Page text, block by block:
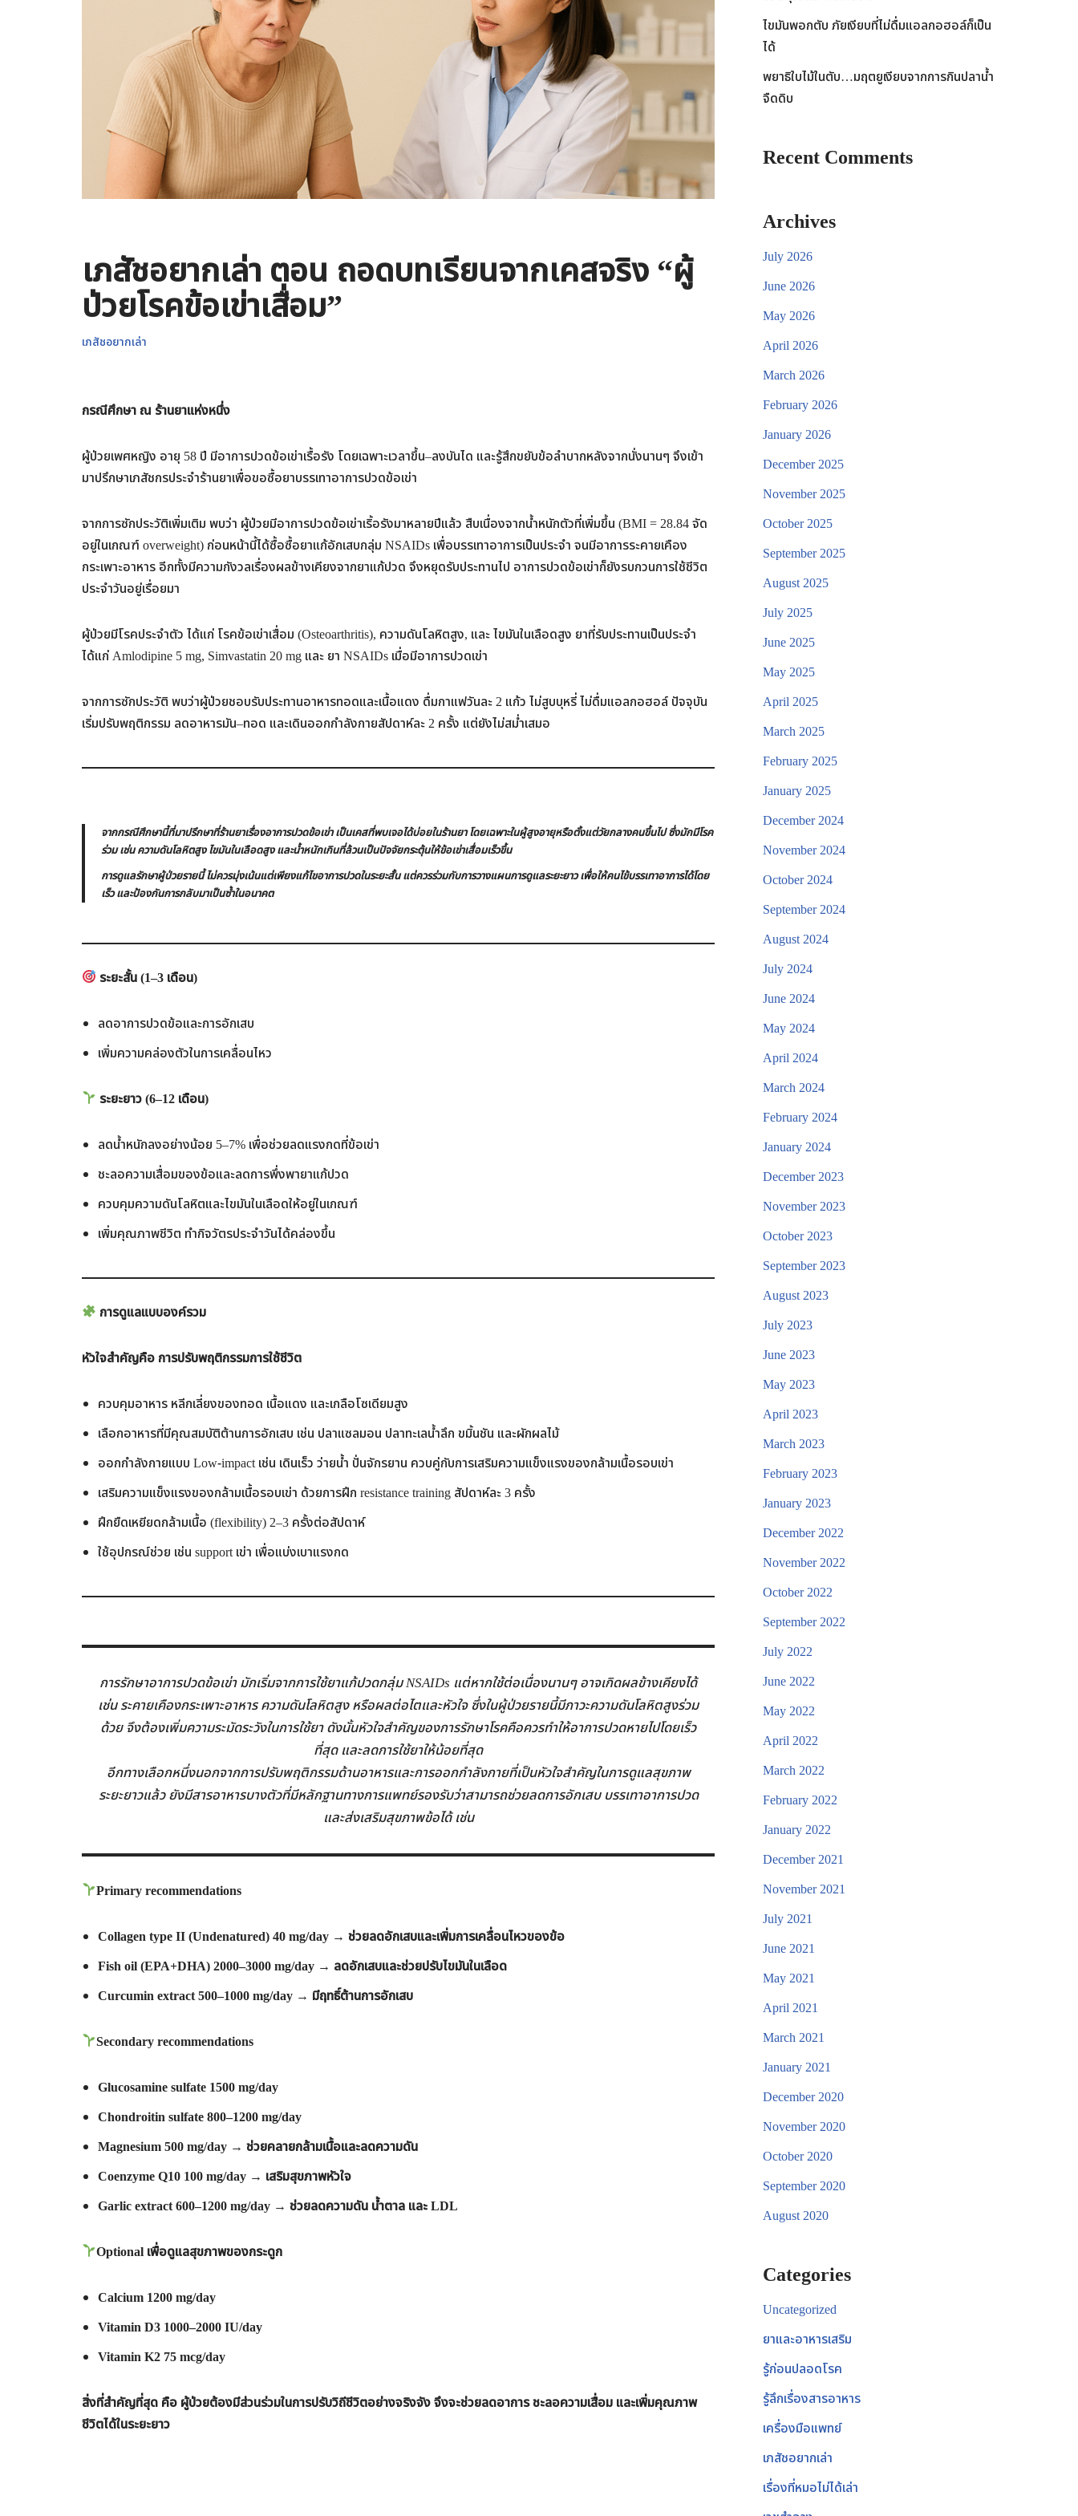
เภสัชอยากเล่า ตอน ถอดบทเรียนจากเคสจริง “ผู้
ป่วยโรคข้อเข่าเสื่อม”
เภสัชอยากเล่า
กรณีศึกษา ณ ร้านยาแห่งหนึ่ง
ผู้ป่วยเพศหญิง อายุ 58 ปี มีอาการปวดข้อเข่าเรื้อรัง โดยเฉพาะเวลาขึ้น–ลงบันได และรู้สึกขยับข้อลำบากหลังจากนั่งนานๆ จึงเข้า
มาปรึกษาเภสัชกรประจำร้านยาเพื่อขอซื้อยาบรรเทาอาการปวดข้อเข่า
จากการซักประวัติเพิ่มเติม พบว่า ผู้ป่วยมีอาการปวดข้อเข่าเริ้อรังมาหลายปีแล้ว สืบเนื่องจากน้ำหนักตัวที่เพิ่มขึ้น (BMI = 28.84 จัด
อยู่ในเกณฑ์ overweight) ก่อนหน้านี้ได้ซื้อซื้อยาแก้อักเสบกลุ่ม NSAIDs เพื่อบรรเทาอาการเป็นประจำ จนมีอาการระคายเคือง
กระเพาะอาหาร อีกทั้งมีความกังวลเรื่องผลข้างเคียงจากยาแก้ปวด จึงหยุดรับประทานไป อาการปวดข้อเข่าก็ยังรบกวนการใช้ชีวิต
ประจำวันอยู่เรื่อยมา
ผู้ป่วยมีโรคประจำตัว ได้แก่ โรคข้อเข่าเสื่อม (Osteoarthritis), ความดันโลหิตสูง, และ ไขมันในเลือดสูง ยาที่รับประทานเป็นประจำ
ได้แก่ Amlodipine 5 mg, Simvastatin 20 mg และ ยา NSAIDs เมื่อมีอาการปวดเข่า
จากการซักประวัติ พบว่าผู้ป่วยชอบรับประทานอาหารทอดและเนื้อแดง ดื่มกาแฟวันละ 2 แก้ว ไม่สูบบุหรี่ ไม่ดื่มแอลกอฮอล์ ปัจจุบัน
เริ่มปรับพฤติกรรม ลดอาหารมัน–ทอด และเดินออกกำลังกายสัปดาห์ละ 2 ครั้ง แต่ยังไม่สม่ำเสมอ
จากกรณีศึกษานี้ที่มาปรึกษาที่ร้านยาเรื่องอาการปวดข้อเข่า เป็นเคสที่พบเจอได้บ่อยในร้านยา โดยเฉพาะในผู้สูงอายุหรือตั้งแต่วัยกลางคนขึ้นไป ซึ่งมักมีโรค
ร่วม เช่น ความดันโลหิตสูง ไขมันในเลือดสูง และน้ำหนักเกินที่ล้วนเป็นปัจจัยกระตุ้นให้ข้อเข่าเสื่อมเร็วขึ้น
การดูแลรักษาผู้ป่วยรายนี้ ไม่ควรมุ่งเน้นแต่เพียงแก้ไขอาการปวดในระยะสั้น แต่ควรร่วมกับการวางแผนการดูแลระยะยาวเพื่อให้คนไข้บรรเทาอาการได้โดย
เร็ว และป้องกันการกลับมาเป็นซ้ำในอนาคต
ระยะสั้น (1–3 เดือน)
ลดอาการปวดข้อและการอักเสบ
เพิ่มความคล่องตัวในการเคลื่อนไหว
ระยะยาว (6–12 เดือน)
ลดน้ำหนักลงอย่างน้อย 5–7% เพื่อช่วยลดแรงกดที่ข้อเข่า
ชะลอความเสื่อมของข้อและลดการพึ่งพายาแก้ปวด
ควบคุมความดันโลหิตและไขมันในเลือดให้อยู่ในเกณฑ์
เพิ่มคุณภาพชีวิต ทำกิจวัตรประจำวันได้คล่องขึ้น
การดูแลแบบองค์รวม
หัวใจสำคัญคือ การปรับพฤติกรรมการใช้ชีวิต
ควบคุมอาหาร หลีกเลี่ยงของทอด เนื้อแดง และเกลือโซเดียมสูง
เลือกอาหารที่มีคุณสมบัติต้านการอักเสบ เช่น ปลาแซลมอน ปลาทะเลน้ำลึก ขมิ้นชัน และผักผลไม้
ออกกำลังกายแบบ Low-impact เช่น เดินเร็ว ว่ายน้ำ ปั่นจักรยาน ควบคู่กับการเสริมความแข็งแรงของกล้ามเนื้อรอบเข่า
เสริมความแข็งแรงของกล้ามเนื้อรอบเข่า ด้วยการฝึก resistance training สัปดาห์ละ 3 ครั้ง
ฝึกยืดเหยียดกล้ามเนื้อ (flexibility) 2–3 ครั้งต่อสัปดาห์
ใช้อุปกรณ์ช่วย เช่น support เข่า เพื่อแบ่งเบาแรงกด
การรักษาอาการปวดข้อเข่า มักเริ่มจากการใช้ยาแก้ปวดกลุ่ม NSAIDs แต่หากใช้ต่อเนื่องนานๆ อาจเกิดผลข้างเคียงได้
เช่น ระคายเคืองกระเพาะอาหาร ความดันโลหิตสูง หรือผลต่อไตและหัวใจ ซึ่งในผู้ป่วยรายนี้มีภาวะความดันโลหิตสูงร่วม
ด้วย จึงต้องเพิ่มความระมัดระวังในการใช้ยา ดังนั้นหัวใจสำคัญของการรักษาโรคคือควรทำให้อาการปวดหายไปโดยเร็ว
ที่สุด และลดการใช้ยาให้น้อยที่สุด
อีกทางเลือกหนึ่งนอกจากการปรับพฤติกรรมด้านอาหารและการออกกำลังกายที่เป็นหัวใจสำคัญในการดูแลสุขภาพ
ระยะยาวแล้ว ยังมีสารอาหารบางตัวที่มีหลักฐานทางการแพทย์รองรับว่าสามารถช่วยลดการอักเสบ บรรเทาอาการปวด
และส่งเสริมสุขภาพข้อได้ เช่น
Primary recommendations
Collagen type II (Undenatured) 40 mg/day → ช่วยลดอักเสบและเพิ่มการเคลื่อนไหวของข้อ
Fish oil (EPA+DHA) 2000–3000 mg/day → ลดอักเสบและช่วยปรับไขมันในเลือด
Curcumin extract 500–1000 mg/day → มีฤทธิ์ต้านการอักเสบ
Secondary recommendations
Glucosamine sulfate 1500 mg/day
Chondroitin sulfate 800–1200 mg/day
Magnesium 500 mg/day → ช่วยคลายกล้ามเนื้อและลดความดัน
Coenzyme Q10 100 mg/day → เสริมสุขภาพหัวใจ
Garlic extract 600–1200 mg/day → ช่วยลดความดัน น้ำตาล และ LDL
Optional เพื่อดูแลสุขภาพของกระดูก
Calcium 1200 mg/day
Vitamin D3 1000–2000 IU/day
Vitamin K2 75 mcg/day
สิ่งที่สำคัญที่สุด คือ ผู้ป่วยต้องมีส่วนร่วมในการปรับวิถีชีวิตอย่างจริงจัง จึงจะช่วยลดอาการ ชะลอความเสื่อม และเพิ่มคุณภาพ
ชีวิตได้ในระยะยาว
ไขมันพอกตับ ภัยเงียบที่ไม่ดื่มแอลกอฮอล์ก็เป็น
ได้
พยาธิใบไม้ในตับ…มฤตยูเงียบจากการกินปลาน้ำ
จืดดิบ
Recent Comments
Archives
July 2026
June 2026
May 2026
April 2026
March 2026
February 2026
January 2026
December 2025
November 2025
October 2025
September 2025
August 2025
July 2025
June 2025
May 2025
April 2025
March 2025
February 2025
January 2025
December 2024
November 2024
October 2024
September 2024
August 2024
July 2024
June 2024
May 2024
April 2024
March 2024
February 2024
January 2024
December 2023
November 2023
October 2023
September 2023
August 2023
July 2023
June 2023
May 2023
April 2023
March 2023
February 2023
January 2023
December 2022
November 2022
October 2022
September 2022
July 2022
June 2022
May 2022
April 2022
March 2022
February 2022
January 2022
December 2021
November 2021
July 2021
June 2021
May 2021
April 2021
March 2021
January 2021
December 2020
November 2020
October 2020
September 2020
August 2020
Categories
Uncategorized
ยาและอาหารเสริม
รู้ก่อนปลอดโรค
รู้ลึกเรื่องสารอาหาร
เครื่องมือแพทย์
เภสัชอยากเล่า
เรื่องที่หมอไม่ได้เล่า